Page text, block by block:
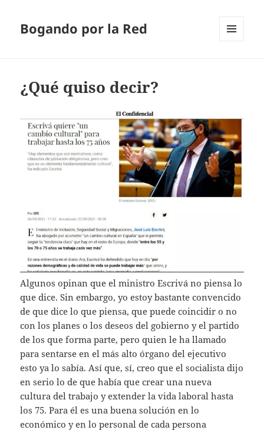
Bogando por la Red
¿Qué quiso decir?
Algunos opinan que el ministro Escrivá no piensa lo
que dice. Sin embargo, yo estoy bastante convencido
de que dice lo que piensa, que puede coincidir o no
con los planes o los deseos del gobierno y el partido
de los que forma parte, pero quien le ha llamado
para sentarse en el más alto órgano del ejecutivo
esto ya lo sabía. Así que, sí, creo que el socialista dijo
en serio lo de que había que crear una nueva
cultura del trabajo y extender la vida laboral hasta
los 75. Para él es una buena solución en lo
económico y en lo personal de cada persona